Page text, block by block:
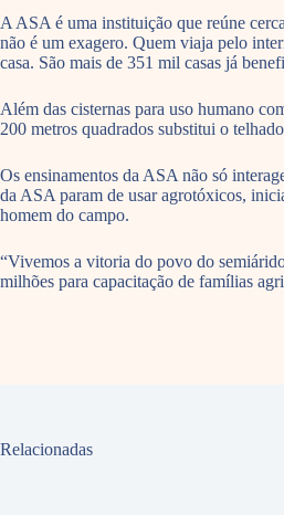
A ASA é uma instituição que reúne
não é um exagero. Quem viaja pelo
casa. São mais de 351 mil casas já
Além das cisternas para uso humano
200 metros quadrados substitui o
Os ensinamentos da ASA não só
da ASA param de usar agrotóxicos,
homem do campo.
“Vivemos a vitoria do povo do
milhões para capacitação de famílias
Relacionadas